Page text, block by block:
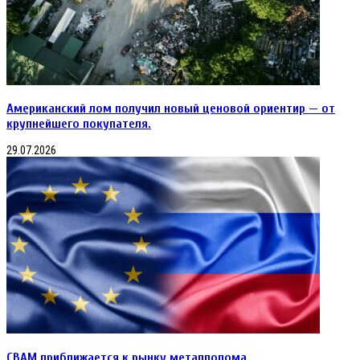
Американский лом получил новый ценовой ориентир — от
крупнейшего покупателя.
29.07.2026
CBAM приближается к рынку металлолома